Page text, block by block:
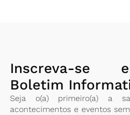
Inscreva-se
Boletim
Seja o(a) primeiro(a) a
acontecimentos e eventos